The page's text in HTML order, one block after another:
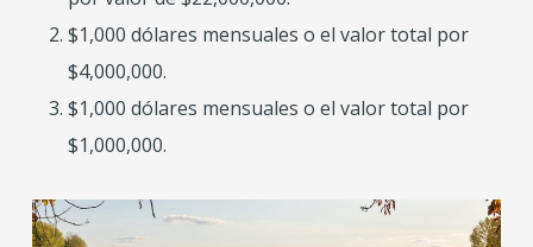
$1,000 dólares mensuales o el valor total por
$4,000,000.
$1,000 dólares mensuales o el valor total por
$1,000,000.